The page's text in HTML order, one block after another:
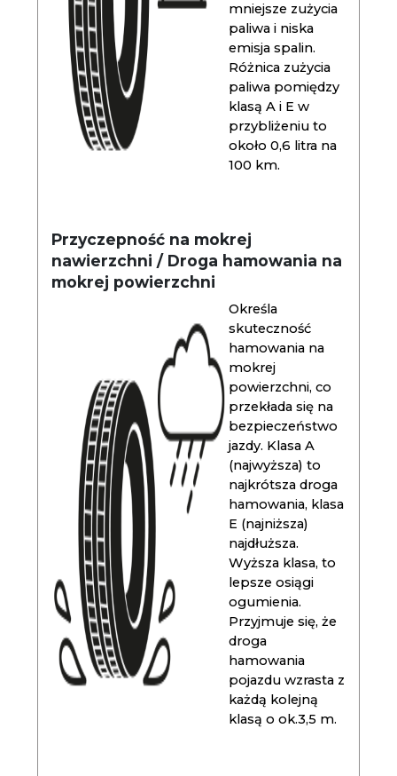
mniejsze zużycia
paliwa i niska
emisja spalin.
Różnica zużycia
paliwa pomiędzy
klasą A i E w
przybliżeniu to
około 0,6 litra na
100 km.
Przyczepność na mokrej
nawierzchni / Droga hamowania na
mokrej powierzchni
Określa
skuteczność
hamowania na
mokrej
powierzchni, co
przekłada się na
bezpieczeństwo
jazdy. Klasa A
(najwyższa) to
najkrótsza droga
hamowania, klasa
E (najniższa)
najdłuższa.
Wyższa klasa, to
lepsze osiągi
ogumienia.
Przyjmuje się, że
droga
hamowania
pojazdu wzrasta z
każdą kolejną
klasą o ok.3,5 m.